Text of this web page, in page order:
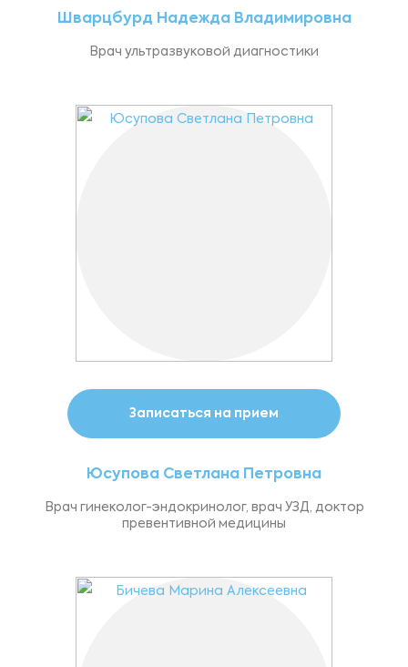
Шварцбурд Надежда Владимировна
Врач ультразвуковой диагностики
Записаться на прием
Юсупова Светлана Петровна
Врач гинеколог-эндокринолог, врач УЗД, доктор
превентивной медицины